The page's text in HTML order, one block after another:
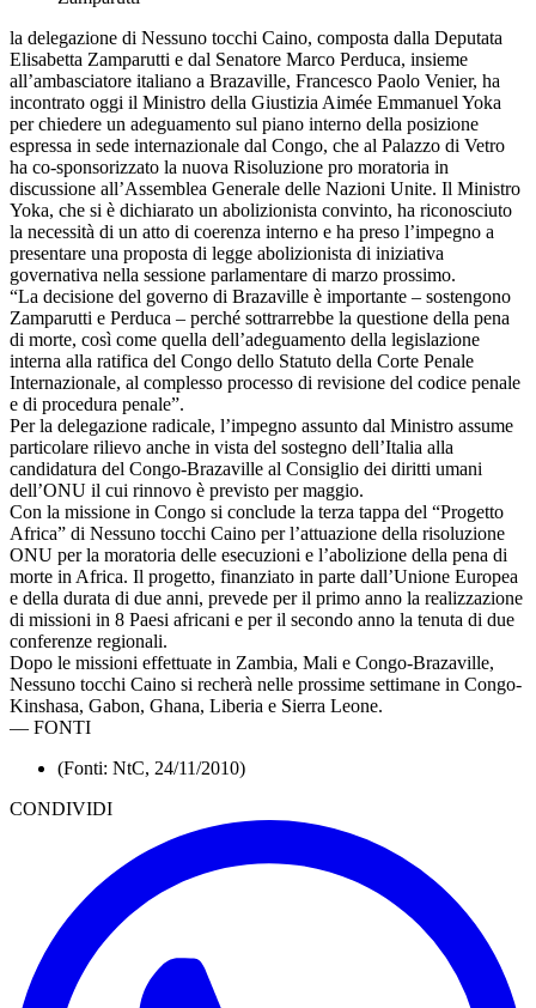
la delegazione di Nessuno tocchi Caino, composta dalla Deputata
Elisabetta Zamparutti e dal Senatore Marco Perduca, insieme
all’ambasciatore italiano a Brazaville, Francesco Paolo Venier, ha
incontrato oggi il Ministro della Giustizia Aimée Emmanuel Yoka
per chiedere un adeguamento sul piano interno della posizione
espressa in sede internazionale dal Congo, che al Palazzo di Vetro
ha co-sponsorizzato la nuova Risoluzione pro moratoria in
discussione all’Assemblea Generale delle Nazioni Unite. Il Ministro
Yoka, che si è dichiarato un abolizionista convinto, ha riconosciuto
la necessità di un atto di coerenza interno e ha preso l’impegno a
presentare una proposta di legge abolizionista di iniziativa
governativa nella sessione parlamentare di marzo prossimo.
“La decisione del governo di Brazaville è importante – sostengono
Zamparutti e Perduca – perché sottrarrebbe la questione della pena
di morte, così come quella dell’adeguamento della legislazione
interna alla ratifica del Congo dello Statuto della Corte Penale
Internazionale, al complesso processo di revisione del codice penale
e di procedura penale”.
Per la delegazione radicale, l’impegno assunto dal Ministro assume
particolare rilievo anche in vista del sostegno dell’Italia alla
candidatura del Congo-Brazaville al Consiglio dei diritti umani
dell’ONU il cui rinnovo è previsto per maggio.
Con la missione in Congo si conclude la terza tappa del “Progetto
Africa” di Nessuno tocchi Caino per l’attuazione della risoluzione
ONU per la moratoria delle esecuzioni e l’abolizione della pena di
morte in Africa. Il progetto, finanziato in parte dall’Unione Europea
e della durata di due anni, prevede per il primo anno la realizzazione
di missioni in 8 Paesi africani e per il secondo anno la tenuta di due
conferenze regionali.
Dopo le missioni effettuate in Zambia, Mali e Congo-Brazaville,
Nessuno tocchi Caino si recherà nelle prossime settimane in Congo-
Kinshasa, Gabon, Ghana, Liberia e Sierra Leone.
— FONTI
(Fonti: NtC, 24/11/2010)
CONDIVIDI